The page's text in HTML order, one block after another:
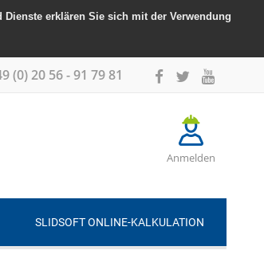
erklären Sie sich mit der Verwendung
(0) 20 56 - 91 79 81
Anmelden
SLIDSOFT ONLINE-KALKULATION